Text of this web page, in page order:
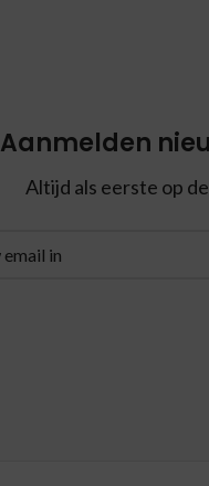
Aanmelden
Altijd als eerste op